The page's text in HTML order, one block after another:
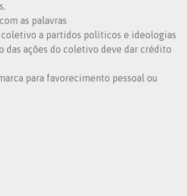
as palavras
a partidos políticos e ideologias
das ações do coletivo deve dar crédito
para favorecimento pessoal ou